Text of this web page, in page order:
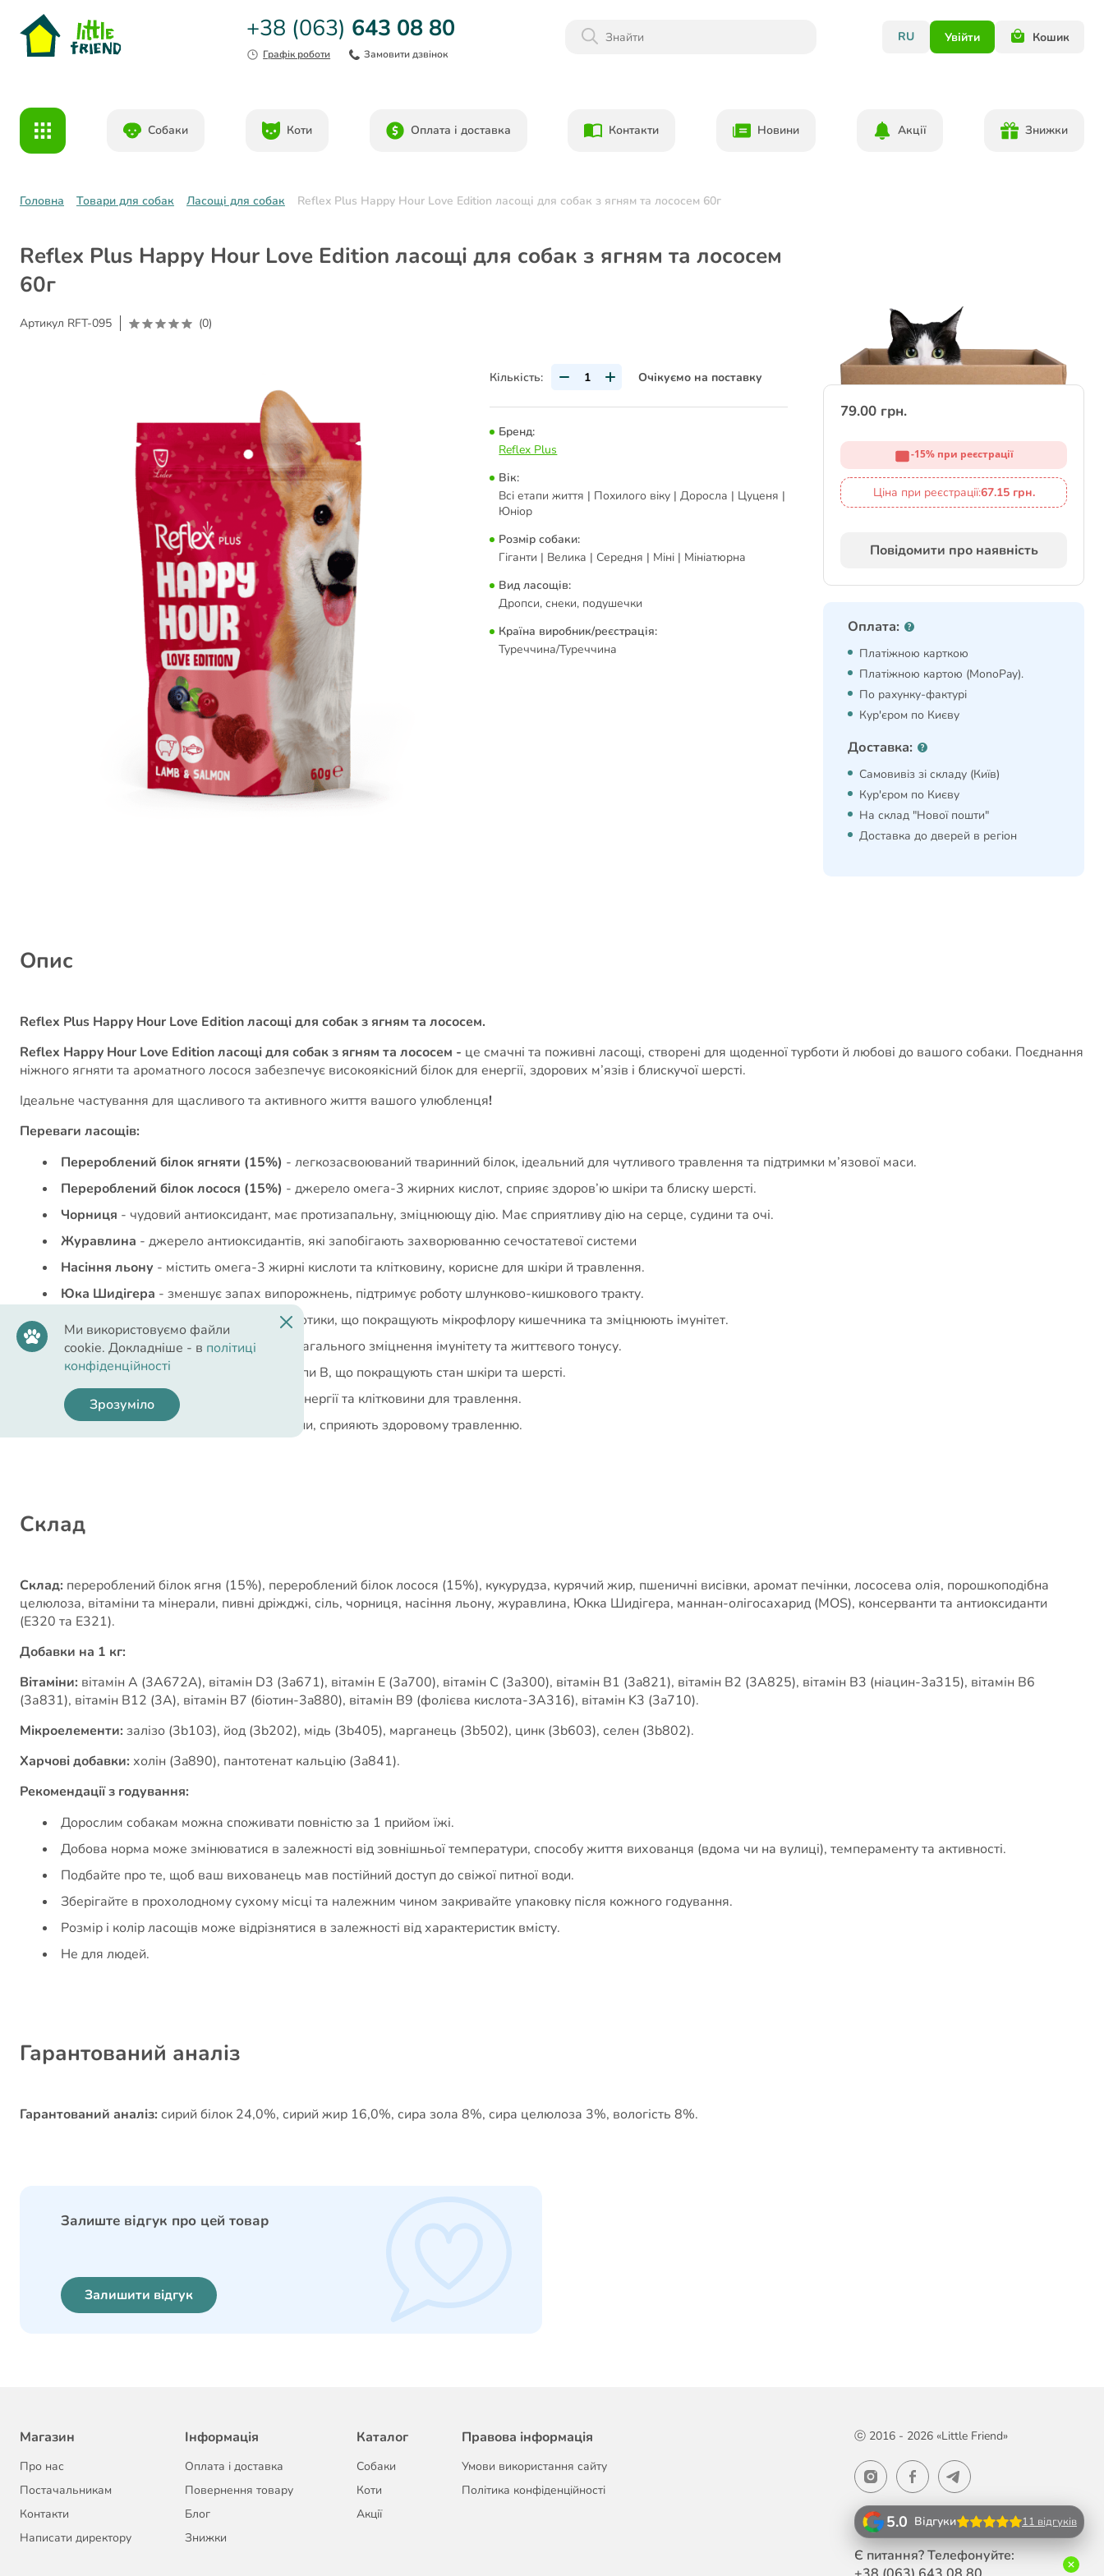
Даруємо 1000гр на бонусний рахунок при реєстрації!)
+38 (063) 643 08 80
Графік роботи Замовити дзвінок
RU Увійти Кошик
Собаки Коти Оплата і доставка Контакти Новини Акції Знижки
Головна Товари для собак Ласощі для собак Reflex Plus Happy Hour Love Edition ласощі для собак з ягням та лососем 60г
Reflex Plus Happy Hour Love Edition ласощі для собак з ягням та лососем
60г
Артикул RFT-095 (0)
Кількість: Очікуємо на поставку
Бренд:
Reflex Plus
Вік:
Всі етапи життя | Похилого віку | Доросла | Цуценя |
Юніор
Розмір собаки:
Гіганти | Велика | Середня | Міні | Мініатюрна
Вид ласощів:
Дропси, снеки, подушечки
Країна виробник/реєстрація:
Туреччина/Туреччина
79.00 грн.
-15% при реєстрації
Ціна при реєстрації:67.15 грн.
Повідомити про наявність
Оплата:
Платіжною карткою
Платіжною картою (MonoPay).
По рахунку-фактурі
Кур'єром по Києву
Доставка:
Самовивіз зі складу (Київ)
Кур'єром по Києву
На склад "Нової пошти"
Доставка до дверей в регіон
Опис
Reflex Plus​ Happy Hour Love Edition ласощі для собак з ягням та лососем.
Reflex Happy Hour Love Edition ласощі для собак з ягням та лососем - це смачні та поживні ласощі, створені для щоденної турботи й любові до вашого собаки. Поєднання
ніжного ягняти та ароматного лосося забезпечує високоякісний білок для енергії, здорових м’язів і блискучої шерсті.
Ідеальне частування для щасливого та активного життя вашого улюбленця!
Переваги ласощів:
Перероблений білок ягняти (15%) - легкозасвоюваний тваринний білок, ідеальний для чутливого травлення та підтримки м’язової маси.
Перероблений білок лосося (15%) - джерело омега-3 жирних кислот, сприяє здоров’ю шкіри та блиску шерсті.
Чорниця - чудовий антиоксидант, має протизапальну, зміцнюющу дію. Має сприятливу дію на серце, судини та очі.
Журавлина - джерело антиоксидантів, які запобігають захворюванню сечостатевої системи
Насіння льону - містить омега-3 жирні кислоти та клітковину, корисне для шкіри й травлення.
Юка Шидігера - зменшує запах випорожнень, підтримує роботу шлунково-кишкового тракту.
Маннан-олігосахариди (МОS)
- пребіотики, що покращують мікрофлору кишечника та зміцнюють імунітет.
Вітаміни та мінерали - комплекс для загального зміцнення імунітету та життєвого тонусу.
Пивні дріжджі- джерело вітамінів групи B, що покращують стан шкіри та шерсті.
Кукурудза- джерело вуглеводів для енергії та клітковини для травлення.
Пшеничні висівки
- джерело клітковини, сприяють здоровому травленню.
Cклад
Склад: перероблений білок ягня (15%), перероблений білок лосося (15%), кукурудза, курячий жир, пшеничні висівки, аромат печінки, лососева олія, порошкоподібна
целюлоза, вітаміни та мінерали, пивні дріжджі, сіль, чорниця, насіння льону, журавлина, Юкка Шидігера, маннан-олігосахарид (MOS), консерванти та антиоксиданти
(E320 та E321).
Добавки на 1 кг:
Вітаміни: вітамін A (3A672A), вітамін D3 (3a671), вітамін E (3a700), вітамін C (3a300), вітамін B1 (3a821), вітамін B2 (3A825), вітамін B3 (ніацин-3a315), вітамін B6
(3а831), вітамін B12 (3A), вітамін B7 (біотин-3a880), вітамін B9 (фолієва кислота-3A316), вітамін K3 (3a710).
Мікроелементи: залізо (3b103), йод (3b202), мідь (3b405), марганець (3b502), цинк (3b603), селен (3b802).
Харчові добавки: холін (3a890), пантотенат кальцію (3a841).
Рекомендації з годування:
Дорослим собакам можна споживати повністю за 1 прийом їжі.
Добова норма може змінюватися в залежності від зовнішньої температури, способу життя вихованця (вдома чи на вулиці), темпераменту та активності.
Подбайте про те, щоб ваш вихованець мав постійний доступ до свіжої питної води.
Зберігайте в прохолодному сухому місці та належним чином закривайте упаковку після кожного годування.
Розмір і колір ласощів може відрізнятися в залежності від характеристик вмісту.
Не для людей.
Гарантований аналіз
Гарантований аналіз: сирий білок 24,0%, сирий жир 16,0%, сира зола 8%, сира целюлоза 3%, вологість 8%.
Залиште відгук про цей товар
Залишити відгук
Магазин
Про нас
Постачальникам
Контакти
Написати директору
Інформація
Оплата і доставка
Повернення товару
Блог
Знижки
Каталог
Собаки
Коти
Акції
Правова інформація
Умови використання сайту
Політика конфіденційності
ⓒ 2016 - 2026 «Little Friend»
5.0 Відгуки 11 відгуків
Є питання? Телефонуйте:
Ми використовуємо файли
cookie. Докладніше - в політиці
конфіденційності
Зрозуміло